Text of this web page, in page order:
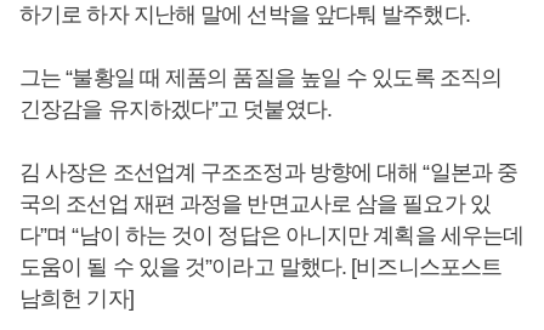
하기로 하자 지난해 말에 선박을 앞다퉈 발주했다.
그는 “불황일 때 제품의 품질을 높일 수 있도록 조직의
긴장감을 유지하겠다”고 덧붙였다.
김 사장은 조선업계 구조조정과 방향에 대해 “일본과 중
국의 조선업 재편 과정을 반면교사로 삼을 필요가 있
다”며 “남이 하는 것이 정답은 아니지만 계획을 세우는데
도움이 될 수 있을 것”이라고 말했다. [비즈니스포스트
남희헌 기자]